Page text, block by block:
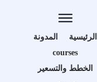
الرئيسية
المدونة
courses
الخطط والتسعير